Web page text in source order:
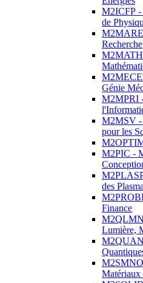
M2ICFP -
de
Recherche
Génie
M2MPRI
M2MSV -
pour les
M2PIC -
des
Finance
Lumière,
Matériaux